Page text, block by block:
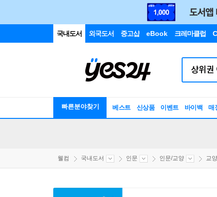
국내도서 외국도서 중고샵 eBook 크레마클럽
빠른분야찾기 베스트 신상품 이벤트 바이백 매
웰컴 국내도서 인문 인문/교양 교